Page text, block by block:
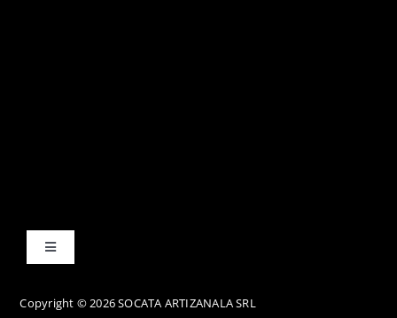
Toggle
Copyright © 2026 SOCATA ARTIZANALA SRL